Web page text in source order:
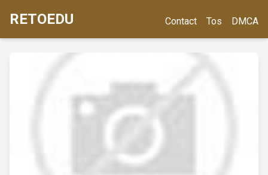
RETOEDU Contact Tos DMCA